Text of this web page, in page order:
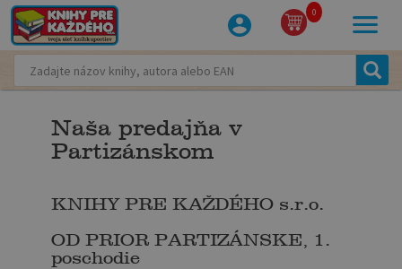
0
Naša predajňa v
Partizánskom
KNIHY PRE KAŽDÉHO s.r.o.
OD PRIOR PARTIZÁNSKE, 1.
poschodie